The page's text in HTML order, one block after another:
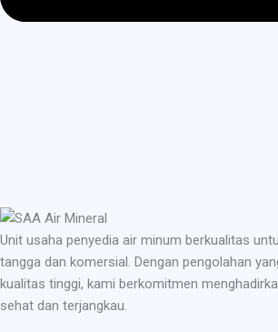
Unit usaha penyedia air minum berkualitas
tangga dan komersial. Dengan pengolahan
kualitas tinggi, kami berkomitmen
sehat dan terjangkau.